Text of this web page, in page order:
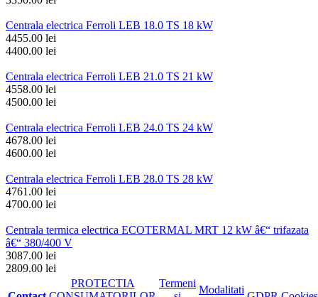
Centrala electrica Ferroli LEB 18.0 TS 18 kW
4455.00 lei
4400.00 lei
Centrala electrica Ferroli LEB 21.0 TS 21 kW
4558.00 lei
4500.00 lei
Centrala electrica Ferroli LEB 24.0 TS 24 kW
4678.00 lei
4600.00 lei
Centrala electrica Ferroli LEB 28.0 TS 28 kW
4761.00 lei
4700.00 lei
Centrala termica electrica ECOTERMAL MRT 12 kW â€“ trifazata
â€“ 380/400 V
3087.00 lei
2809.00 lei
PROTECTIA
Termeni
Modalitati